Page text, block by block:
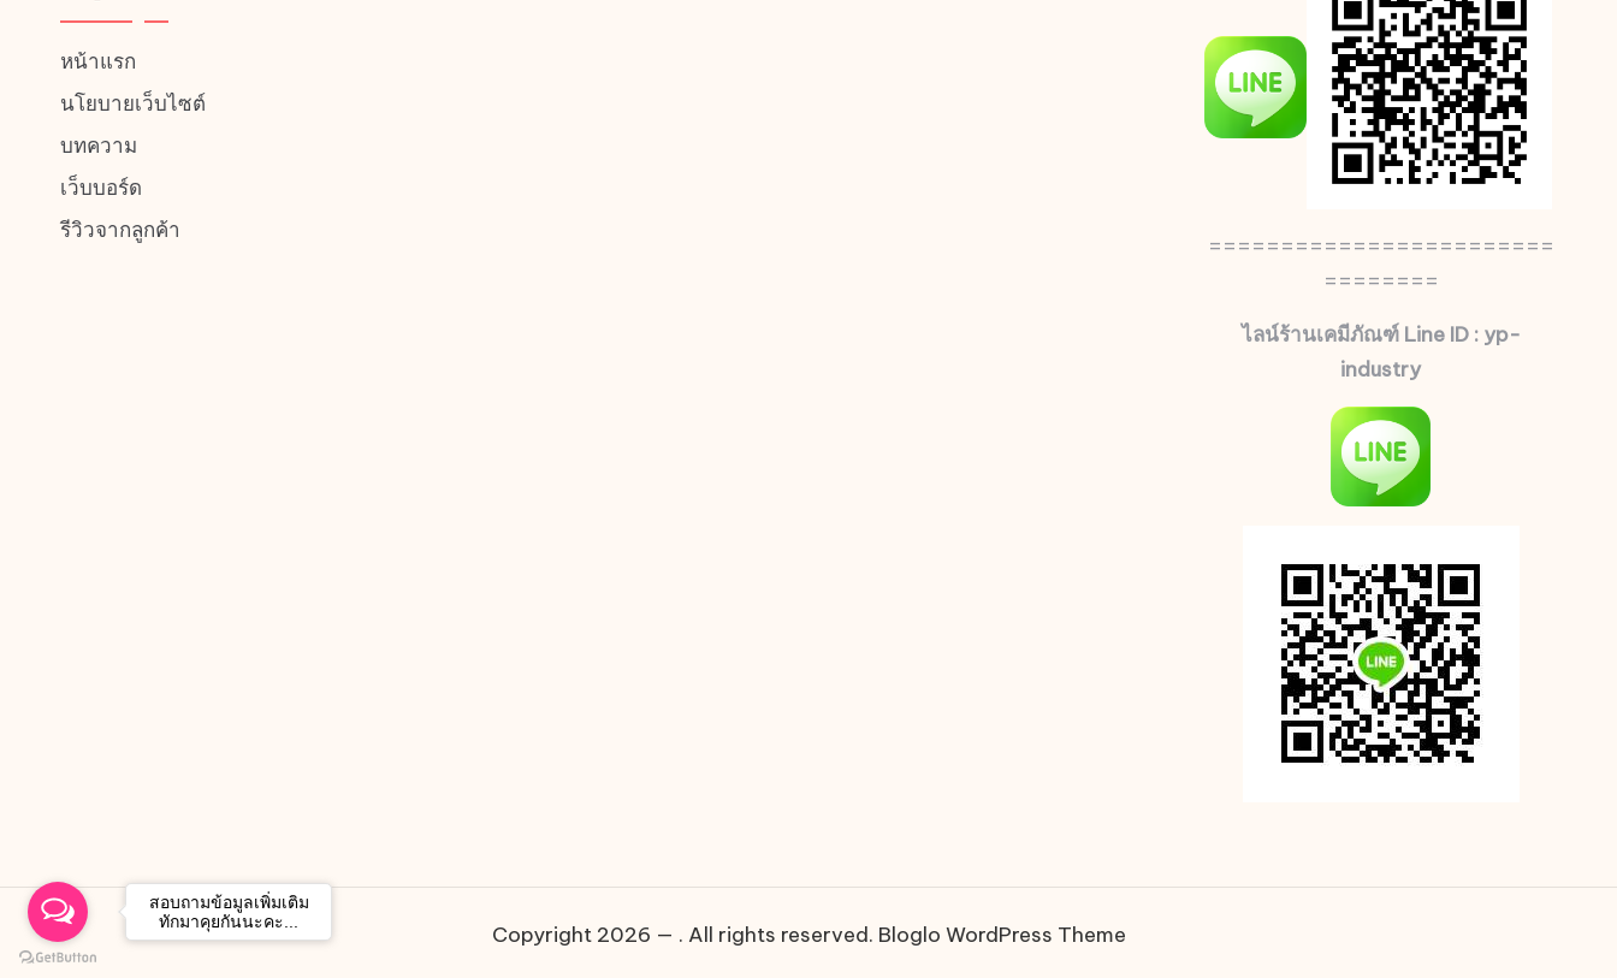
หน้าแรก
นโยบายเว็บไซต์
บทความ
เว็บบอร์ด
รีวิวจากลูกค้า
========================
========
ไลน์ร้านเคมีภัณฑ์ Line ID : yp-
industry
Copyright 2026 — . All rights reserved. Bloglo WordPress Theme
สอบถามข้อมูลเพิ่มเติม
ทักมาคุยกันนะคะ...